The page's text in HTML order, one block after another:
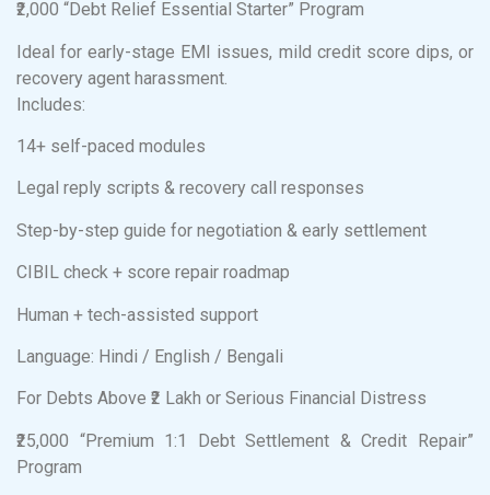
₹2,000 “Debt Relief Essential Starter” Program
Ideal for early-stage EMI issues, mild credit score dips, or
recovery agent harassment.
Includes:
14+ self-paced modules
Legal reply scripts & recovery call responses
Step-by-step guide for negotiation & early settlement
CIBIL check + score repair roadmap
Human + tech-assisted support
Language: Hindi / English / Bengali
For Debts Above ₹2 Lakh or Serious Financial Distress
₹25,000 “Premium 1:1 Debt Settlement & Credit Repair”
Program